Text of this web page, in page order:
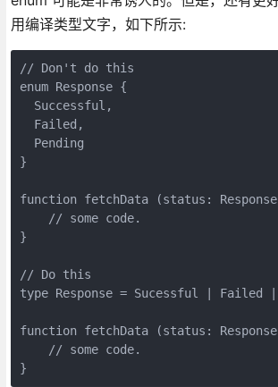
用编译类型文字，如下所示:
// Don't do this
enum Response {
  Successful,
  Failed,
  Pending
}
function fetchData (status:
    // some code.
}
// Do this
type Response = Sucessful | Failed |
function fetchData (status:
    // some code.
}